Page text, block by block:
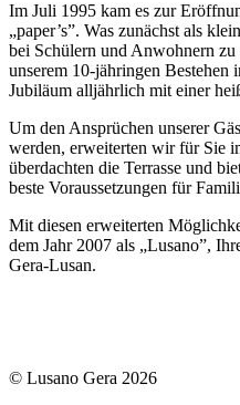
Im Juli 1995 kam es zur
„paper’s”. Was zunächst als
bei Schülern und Anwohnern
unserem 10-jähringen Bestehen
Jubiläum alljährlich mit einer
Um den Ansprüchen unserer
werden, erweiterten wir für Sie
überdachten die Terrasse und
beste Voraussetzungen für
Mit diesen erweiterten
dem Jahr 2007 als „Lusano”,
Gera-Lusan.
© Lusano Gera 2026